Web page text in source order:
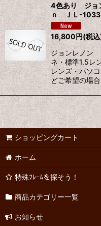
4色あり ジョ
ｎ ＪＬ-
16,800円(税
ジョンレノン
ネ・標準1.5レ
レンズ・パソ
どご希望の場
ショッピングカート
ホーム
特殊ﾌﾚｰﾑを探そう！
商品カテゴリー一覧
お知らせ